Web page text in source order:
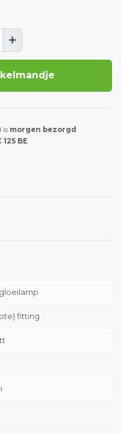
is morgen bezorgd
BE
fitting